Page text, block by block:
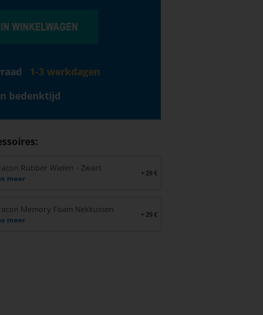
1-3 werkdagen
bedenktijd
Rubber Wielen - Zwart
meer
+ 29 €
Memory Foam Nekkussen
meer
+ 29 €